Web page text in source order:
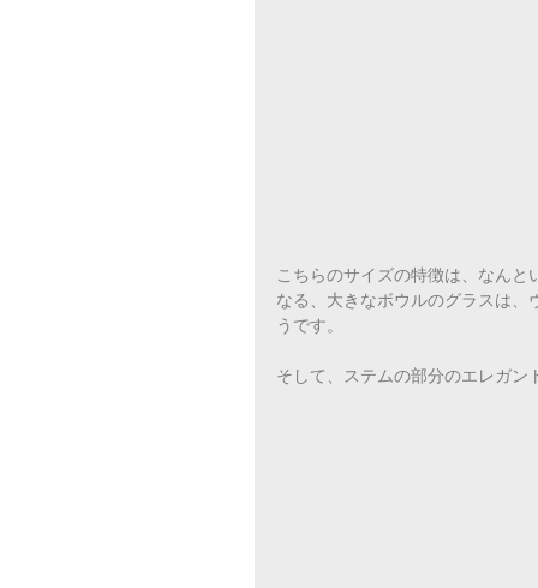
こちらのサイズの特徴は、なんと
なる、大きなボウルのグラスは
うです。
そして、ステムの部分のエレガン